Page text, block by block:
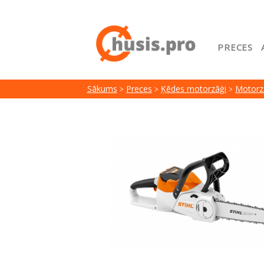
PRECES
Google
Sākums Preces Ķēdes motorzāģi